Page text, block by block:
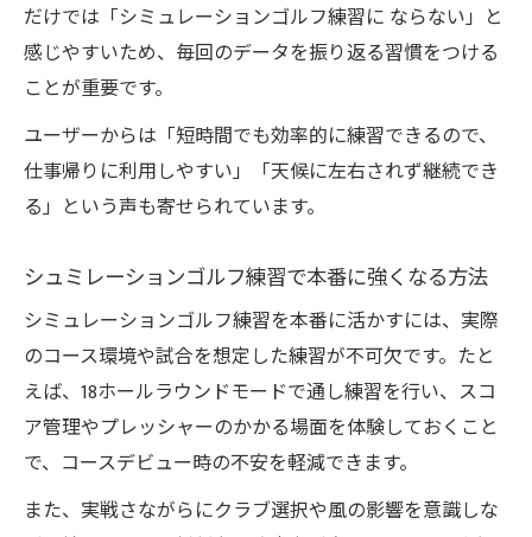
だけでは「シミュレーションゴルフ練習に ならない」と
感じやすいため、毎回のデータを振り返る習慣をつける
ことが重要です。
ユーザーからは「短時間でも効率的に練習できるので、
仕事帰りに利用しやすい」「天候に左右されず継続でき
る」という声も寄せられています。
シュミレーションゴルフ練習で本番に強くなる方法
シミュレーションゴルフ練習を本番に活かすには、実際
のコース環境や試合を想定した練習が不可欠です。たと
えば、18ホールラウンドモードで通し練習を行い、スコ
ア管理やプレッシャーのかかる場面を体験しておくこと
で、コースデビュー時の不安を軽減できます。
また、実戦さながらにクラブ選択や風の影響を意識しな